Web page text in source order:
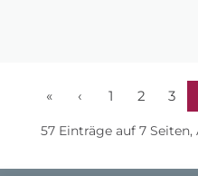
« ‹ 1 2 3
57 Einträge auf 7